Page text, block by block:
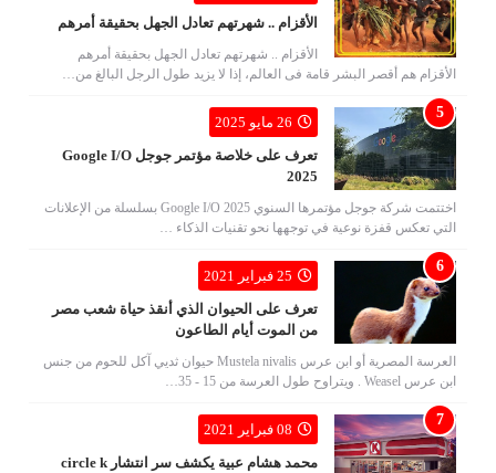
الأقزام .. شهرتهم تعادل الجهل بحقيقة أمرهم
الأقزام .. شهرتهم تعادل الجهل بحقيقة أمرهم
الأقزام هم أقصر البشر قامة فى العالم، إذا لا يزيد طول الرجل البالغ من…
26 مايو 2025
تعرف على خلاصة مؤتمر جوجل Google I/O
2025
اختتمت شركة جوجل مؤتمرها السنوي Google I/O 2025 بسلسلة من الإعلانات
التي تعكس قفزة نوعية في توجهها نحو تقنيات الذكاء …
25 فبراير 2021
تعرف على الحيوان الذي أنقذ حياة شعب مصر
من الموت أيام الطاعون
العرسة المصرية أو ابن عرس Mustela nivalis حيوان ثديي آكل للحوم من جنس
ابن عرس Weasel . ويتراوح طول العرسة من 15 - 35…
08 فبراير 2021
محمد هشام عبية يكشف سر انتشار circle k